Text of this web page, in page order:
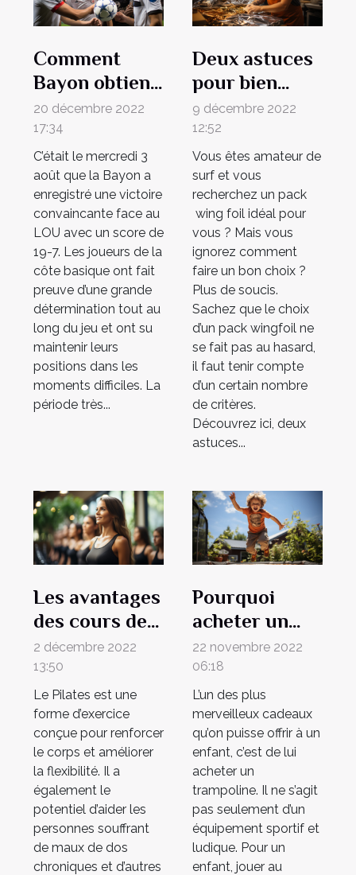
Comment
Bayon obtient
sa victoire
contre Lyon ?
20 décembre 2022
17:34
C’était le mercredi 3
août que la Bayon a
enregistré une victoire
convaincante face au
LOU avec un score de
19-7. Les joueurs de la
côte basique ont fait
preuve d’une grande
détermination tout au
long du jeu et ont su
maintenir leurs
positions dans les
moments difficiles. La
période très...
Deux astuces
pour bien
choisir son
pack wing foil
9 décembre 2022
12:52
Vous êtes amateur de
surf et vous
recherchez un pack
wing foil idéal pour
vous ? Mais vous
ignorez comment
faire un bon choix ?
Plus de soucis.
Sachez que le choix
d’un pack wingfoil ne
se fait pas au hasard,
il faut tenir compte
d’un certain nombre
de critères.
Découvrez ici, deux
astuces...
Les avantages
des cours de
Pilates et
pourquoi ils
en valent la
peine
2 décembre 2022
13:50
Le Pilates est une
forme d’exercice
conçue pour renforcer
le corps et améliorer
la flexibilité. Il a
également le
potentiel d’aider les
personnes souffrant
de maux de dos
chroniques et d’autres
Pourquoi
acheter un
trampoline à
votre enfant ?
22 novembre 2022
06:18
L’un des plus
merveilleux cadeaux
qu’on puisse offrir à un
enfant, c’est de lui
acheter un
trampoline. Il ne s’agit
pas seulement d’un
équipement sportif et
ludique. Pour un
enfant, jouer au